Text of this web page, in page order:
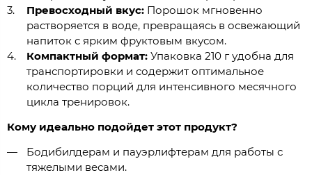
Превосходный вкус:Порошок мгновенно
растворяется в воде, превращаясь в освежающий
напиток с ярким фруктовым вкусом.
Компактный формат:Упаковка 210 г удобна для
транспортировки и содержит оптимальное
количество порций для интенсивного месячного
цикла тренировок.
Кому идеально подойдет этот продукт?
Бодибилдерам и пауэрлифтерам для работы с
тяжелыми весами.